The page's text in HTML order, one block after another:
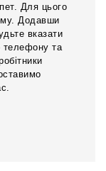
Для цього
Додавши
вказати
телефону та